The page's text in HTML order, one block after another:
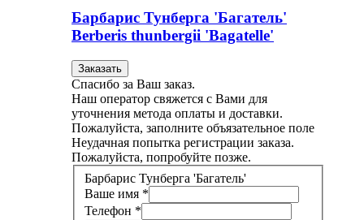
Барбарис Тунберга 'Багатель'
Berberis thunbergii 'Bagatelle'
Заказать
Спасибо за Ваш заказ.
Наш оператор свяжется с Вами для
уточнения метода оплаты и доставки.
Пожалуйста, заполните объязательное поле
Неудачная попытка регистрации заказа.
Пожалуйста, попробуйте позже.
Барбарис Тунберга 'Багатель'
Ваше имя *
Телефон *